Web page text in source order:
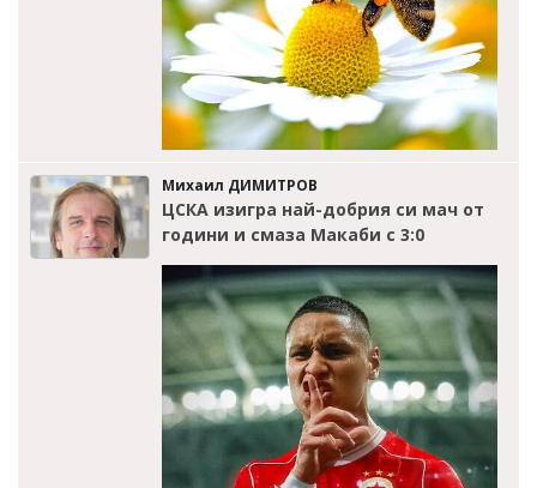
Михаил ДИМИТРОВ
ЦСКА изигра най-добрия си мач от
години и смаза Макаби с 3:0